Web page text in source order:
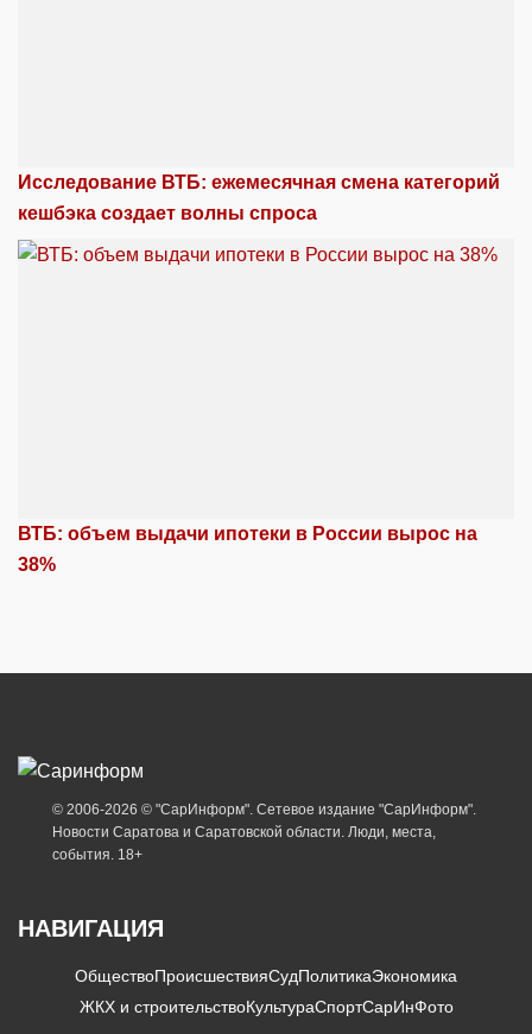
Исследование ВТБ: ежемесячная смена категорий
кешбэка создает волны спроса
ВТБ: объем выдачи ипотеки в России вырос на
38%
© 2006-2026 © "СарИнформ". Сетевое издание "СарИнформ".
Новости Саратова и Саратовской области. Люди, места,
события. 18+
НАВИГАЦИЯ
ОбществоПроисшествияСудПолитикаЭкономика
ЖКХ и строительствоКультураСпортСарИнФото